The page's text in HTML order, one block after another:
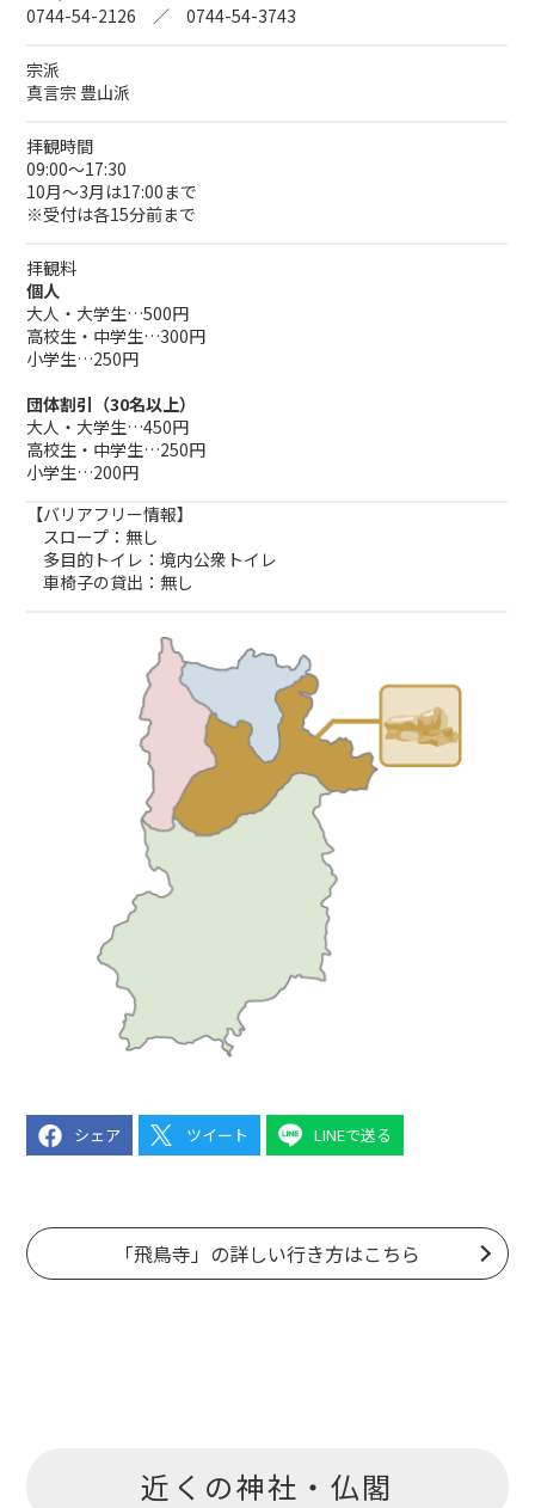
0744-54-2126 ／ 0744-54-3743
宗派
真言宗 豊山派
拝観時間
09:00～17:30
10月～3月は17:00まで
※受付は各15分前まで
拝観料
個人
大人・大学生…500円
高校生・中学生…300円
小学生…250円
団体割引（30名以上）
大人・大学生…450円
高校生・中学生…250円
小学生…200円
【バリアフリー情報】
スロープ：無し
多目的トイレ：境内公衆トイレ
車椅子の貸出：無し
シェア ツイート LINEで送る
「飛鳥寺」の詳しい行き方はこちら
近くの神社・仏閣